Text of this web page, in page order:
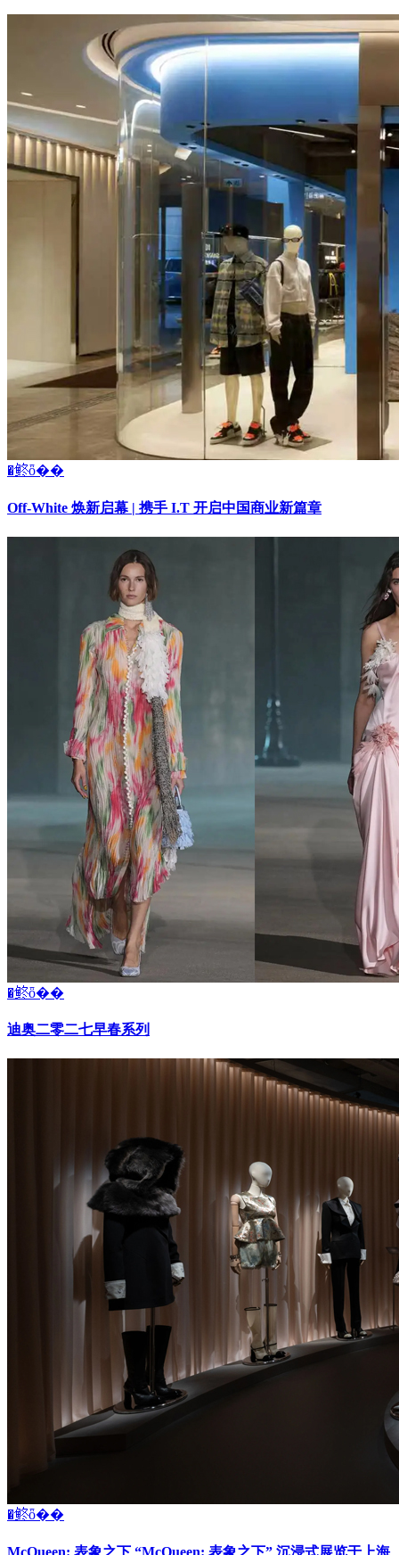
�鿴ȫ��
Off-White 焕新启幕 | 携手 I.T 开启中国商业新篇章
�鿴ȫ��
迪奥二零二七早春系列
�鿴ȫ��
McQueen: 表象之下 “McQueen: 表象之下” 沉浸式展览于上海